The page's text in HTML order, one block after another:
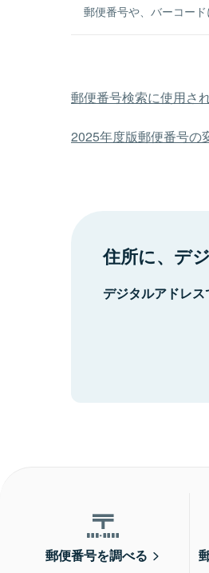
郵便番号や、バーコー
郵便番号検索に使用さ
2025年度版郵便番号の
住所に、デ
デジタルアドレス
郵便番号を調べる